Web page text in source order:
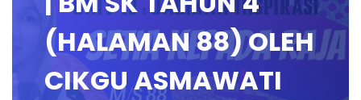
(HALAMAN 88) OLEH
CIKGU ASMAWATI